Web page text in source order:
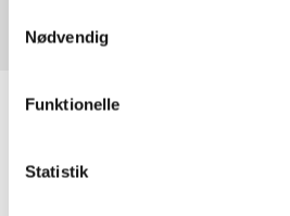
Nødvendig
Funktionelle
Statistik
Artikler